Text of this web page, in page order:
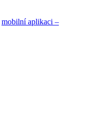
mobilní aplikaci –